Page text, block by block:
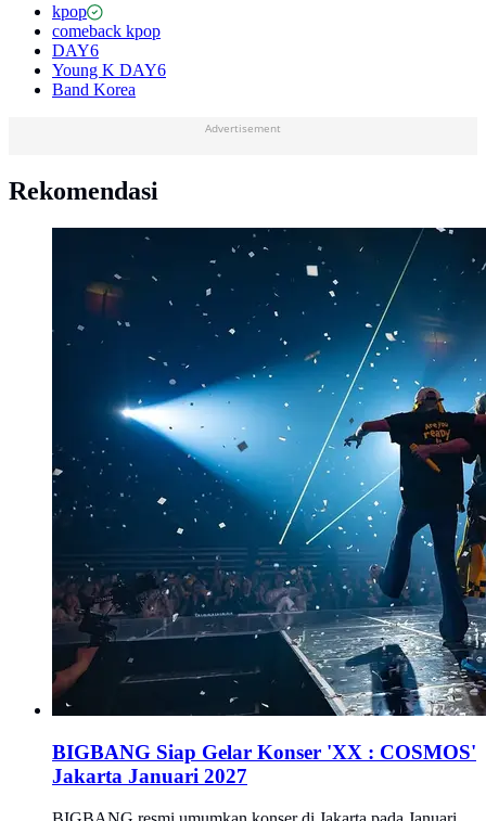
kpop
comeback kpop
DAY6
Young K DAY6
Band Korea
Advertisement
Rekomendasi
BIGBANG Siap Gelar Konser 'XX : COSMOS'
Jakarta Januari 2027